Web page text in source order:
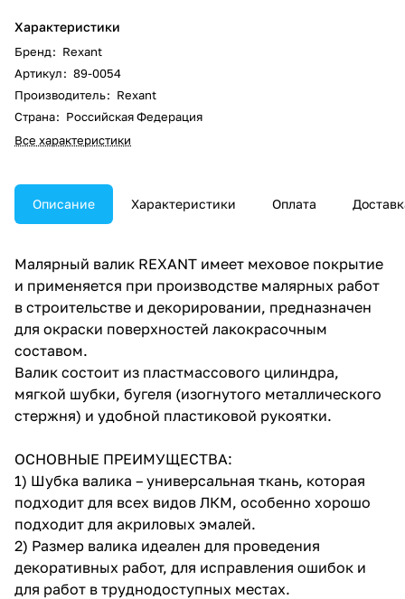
Характеристики
Бренд: Rexant
Артикул: 89-0054
Производитель: Rexant
Страна: Российская Федерация
Все характеристики
Описание Характеристики Оплата
Малярный валик REXANT имеет меховое покрытие
и применяется при производстве малярных работ
в строительстве и декорировании, предназначен
для окраски поверхностей лакокрасочным
составом.
Валик состоит из пластмассового цилиндра,
мягкой шубки, бугеля (изогнутого металлического
стержня) и удобной пластиковой рукоятки.
ОСНОВНЫЕ ПРЕИМУЩЕСТВА:
1) Шубка валика – универсальная ткань, которая
подходит для всех видов ЛКМ, особенно хорошо
подходит для акриловых эмалей.
2) Размер валика идеален для проведения
декоративных работ, для исправления ошибок и
для работ в труднодоступных местах.